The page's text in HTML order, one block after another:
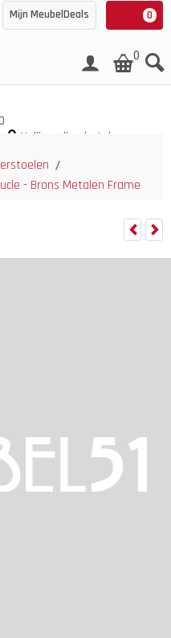
0
Mijn MeubelDeals
0
Veilig online betalen
/
- Brons Metalen Frame